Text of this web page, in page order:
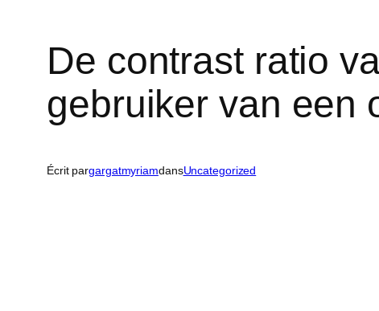
De contrast ratio
gebruiker van een
Écrit pargargatmyriamdansUncategorized